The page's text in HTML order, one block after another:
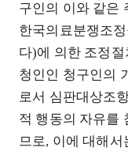
구인의 이와 같은
한국의료분쟁조
다)에 의한 조정
청인인 청구인의
로서 심판대상조
적 행동의 자유를
므로, 이에 대해